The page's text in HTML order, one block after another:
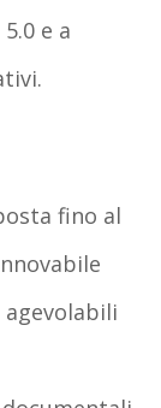
e a
fino al